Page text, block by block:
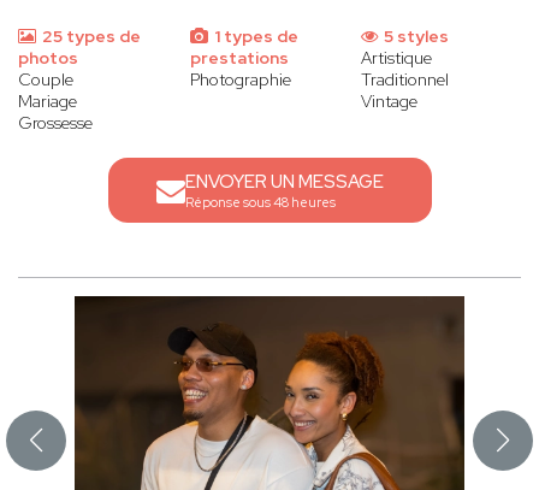
25 types de
photos
Couple
Mariage
Grossesse
1 types de
prestations
Photographie
5 styles
Artistique
Traditionnel
Vintage
ENVOYER UN MESSAGE
Réponse sous 48 heures